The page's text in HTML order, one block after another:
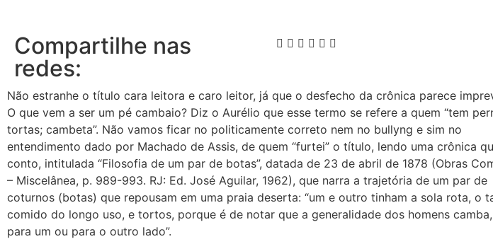
Compartilhe nas
redes:
Não estranhe o título cara leitora e caro leitor, já que o desfecho da crônica parece
O que vem a ser um pé cambaio? Diz o Aurélio que esse termo se refere a quem “tem
tortas; cambeta”. Não vamos ficar no politicamente correto nem no bullyng e sim no
entendimento dado por Machado de Assis, de quem “furtei” o título, lendo uma crônica
conto, intitulada “Filosofia de um par de botas”, datada de 23 de abril de 1878 (Obras
– Miscelânea, p. 989-993. RJ: Ed. José Aguilar, 1962), que narra a trajetória de um par de
coturnos (botas) que repousam em uma praia deserta: “um e outro tinham a sola rota, o
comido do longo uso, e tortos, porque é de notar que a generalidade dos homens
para um ou para o outro lado”.